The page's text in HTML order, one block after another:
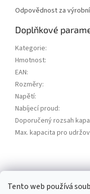
Tento web používá
Odpovědnost za
Doplňkové
Kategorie:
Hmotnost:
EAN:
Rozměry:
Napětí:
Nabíjecí proud:
Doporučený rozsah
Max. kapacita pro
á